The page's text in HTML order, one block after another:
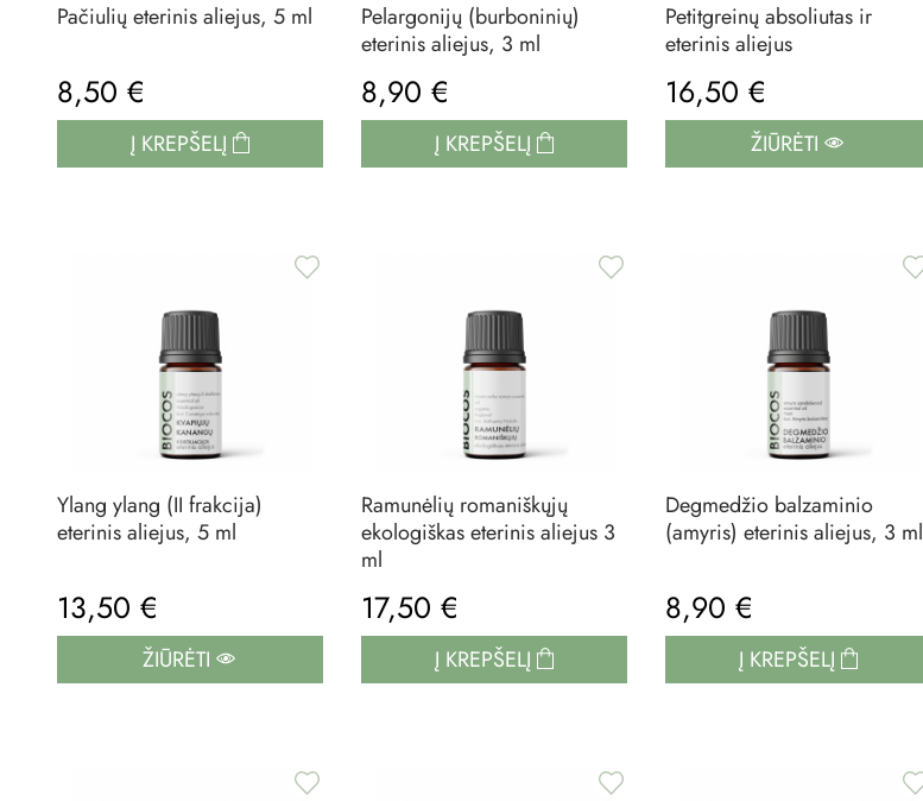
Pačiulių eterinis aliejus, 5 ml
8,50 €
Į KREPŠELĮ
Pelargonijų (burboninių)
eterinis aliejus, 3 ml
8,90 €
Į KREPŠELĮ
Petitgreinų absoliutas ir
eterinis aliejus
16,50 €
ŽIŪRĖTI
Ylang ylang (II frakcija)
eterinis aliejus, 5 ml
13,50 €
ŽIŪRĖTI
Ramunėlių romaniškųjų
ekologiškas eterinis aliejus 3
ml
17,50 €
Į KREPŠELĮ
Degmedžio balzaminio
(amyris) eterinis aliejus, 3 ml
8,90 €
Į KREPŠELĮ